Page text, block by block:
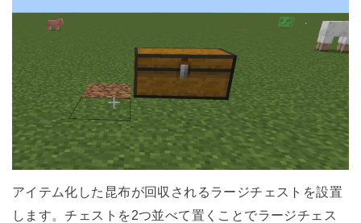
アイテム化した昆布が回収されるラージチェストを設置
します。チェストを2つ並べて置くことでラージチェス